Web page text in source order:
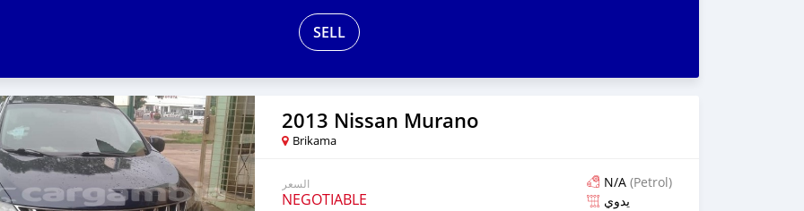
SELL
2013 Nissan Murano
Brikama
السعر
NEGOTIABLE
N/A (Petrol)
يدوي